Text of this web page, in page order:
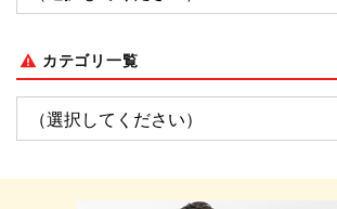
カテゴリ一覧